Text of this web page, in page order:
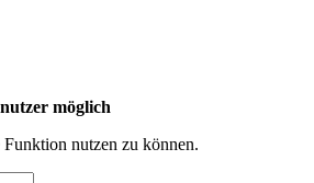
möglich
nutzen zu können.